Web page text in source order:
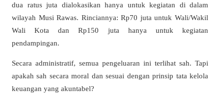
dua ratus juta dialokasikan hanya untuk kegiatan di dalam
wilayah Musi Rawas. Rinciannya: Rp70 juta untuk Wali/Wakil
Wali Kota dan Rp150 juta hanya untuk kegiatan
pendampingan.
Secara administratif, semua pengeluaran ini terlihat sah. Tapi
apakah sah secara moral dan sesuai dengan prinsip tata kelola
keuangan yang akuntabel?